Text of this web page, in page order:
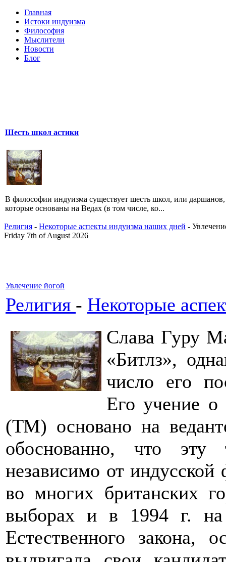
Главная
Истоки индуизма
Философия
Мыслители
Новости
Блог
Шесть школ астики
В философии индуизма существует шесть школ, или даршанов,
которые основаны на Ведах (в том числе, ко...
Религия - Некоторые аспекты индуизма наших дней -
Friday 7th of August 2026
Увлечение йогой
Религия - Некоторые
Слава Гуру
«Битлз»,
число его
Его учение о
(ТМ) основано на
обоснованно, что эту
независимо от
во многих британских
выборах и в 1994 г. на
Естественного закона,